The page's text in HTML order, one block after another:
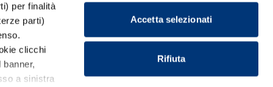
per finalità
parti)
clicchi
a sinistra
Accetta selezionati
Rifiuta